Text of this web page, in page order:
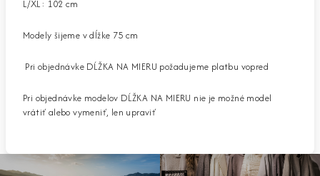
L/XL: 102 cm
Modely šijeme v dĺžke 75 cm
Pri objednávke DĹŽKA NA MIERU požadujeme platbu vopred
Pri objednávke modelov DĹŽKA NA MIERU nie je možné model
vrátiť alebo vymeniť, len upraviť